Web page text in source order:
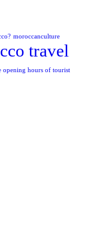
moroccanculture
travel
opening hours of tourist